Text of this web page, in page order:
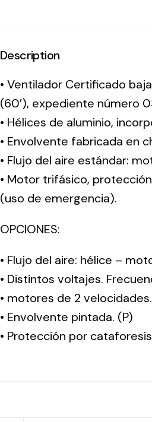
Description
• Ventilador Certificado
(60′), expediente número
• Hélices de aluminio,
• Envolvente fabricada en
• Flujo del aire estándar:
• Motor trifásico,
(uso de emergencia).
OPCIONES:
• Flujo del aire: hélice –
• Distintos voltajes.
• motores de 2 velocidades.
• Envolvente pintada. (P)
• Protección por